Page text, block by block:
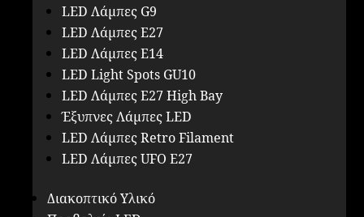
LED Λάμπες G9
LED Λάμπες E27
LED Λάμπες E14
LED Light Spots GU10
LED Λάμπες E27 High Bay
Έξυπνες Λάμπες LED
LED Λάμπες Retro Filament
LED Λάμπες UFO E27
Διακοπτικό Υλικό